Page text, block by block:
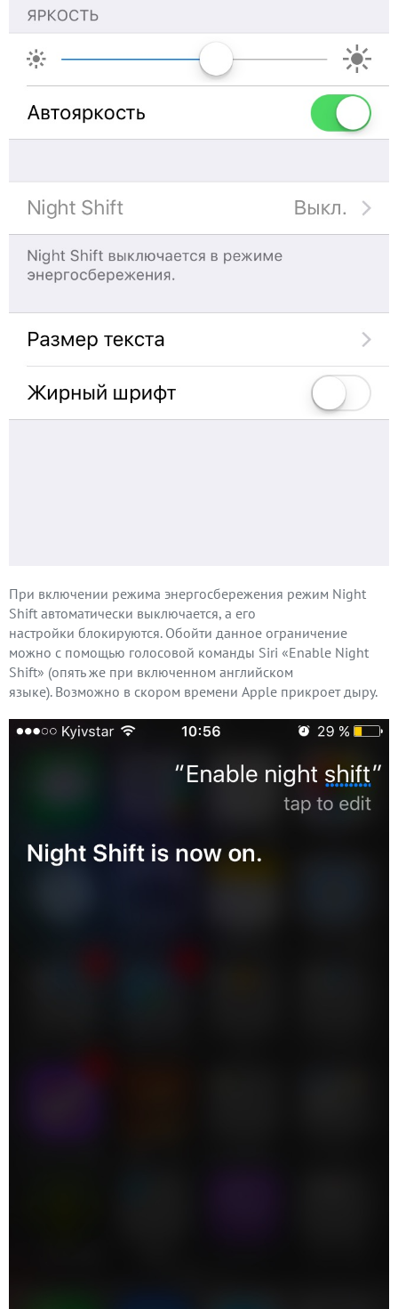
При включении режима энергосбережения режим Night
Shift автоматически выключается, а его
настройки блокируются. Обойти данное ограничение
можно с помощью голосовой команды Siri «Enable Night
Shift» (опять же при включенном английском
языке). Возможно в скором времени Apple прикроет дыру.